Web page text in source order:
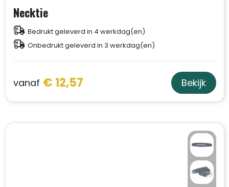
Necktie
Bedrukt geleverd in 4 werkdag(en)
Onbedrukt geleverd in 3 werkdag(en)
vanaf € 12,57 Bekijk